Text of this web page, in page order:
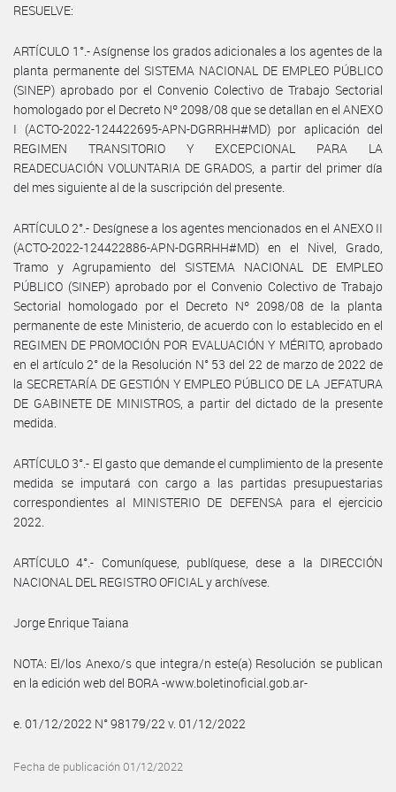
RESUELVE:
ARTÍCULO 1°.- Asígnense los grados adicionales a los agentes de la
planta permanente del SISTEMA NACIONAL DE EMPLEO PÚBLICO
(SINEP) aprobado por el Convenio Colectivo de Trabajo Sectorial
homologado por el Decreto Nº 2098/08 que se detallan en el ANEXO
I (ACTO-2022-124422695-APN-DGRRHH#MD) por aplicación del
REGIMEN TRANSITORIO Y EXCEPCIONAL PARA LA
READECUACIÓN VOLUNTARIA DE GRADOS, a partir del primer día
del mes siguiente al de la suscripción del presente.
ARTÍCULO 2°.- Desígnese a los agentes mencionados en el ANEXO II
(ACTO-2022-124422886-APN-DGRRHH#MD) en el Nivel, Grado,
Tramo y Agrupamiento del SISTEMA NACIONAL DE EMPLEO
PÚBLICO (SINEP) aprobado por el Convenio Colectivo de Trabajo
Sectorial homologado por el Decreto Nº 2098/08 de la planta
permanente de este Ministerio, de acuerdo con lo establecido en el
REGIMEN DE PROMOCIÓN POR EVALUACIÓN Y MÉRITO, aprobado
en el artículo 2° de la Resolución N° 53 del 22 de marzo de 2022 de
la SECRETARÍA DE GESTIÓN Y EMPLEO PÚBLICO DE LA JEFATURA
DE GABINETE DE MINISTROS, a partir del dictado de la presente
medida.
ARTÍCULO 3°.- El gasto que demande el cumplimiento de la presente
medida se imputará con cargo a las partidas presupuestarias
correspondientes al MINISTERIO DE DEFENSA para el ejercicio
2022.
ARTÍCULO 4°.- Comuníquese, publíquese, dese a la DIRECCIÓN
NACIONAL DEL REGISTRO OFICIAL y archívese.
Jorge Enrique Taiana
NOTA: El/los Anexo/s que integra/n este(a) Resolución se publican
en la edición web del BORA -www.boletinoficial.gob.ar-
e. 01/12/2022 N° 98179/22 v. 01/12/2022
Fecha de publicación 01/12/2022